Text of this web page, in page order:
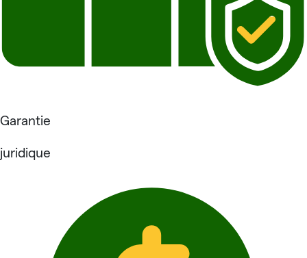
Garantie
juridique